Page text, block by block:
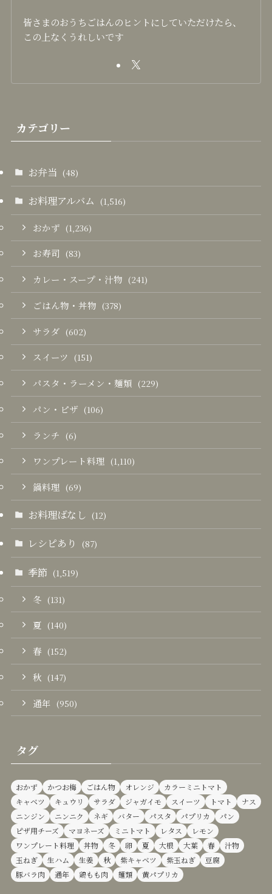
皆さまのおうちごはんのヒントにしていただけたら、
この上なくうれしいです
カテゴリー
お弁当 (48)
お料理アルバム (1,516)
おかず (1,236)
お寿司 (83)
カレー・スープ・汁物 (241)
ごはん物・丼物 (378)
サラダ (602)
スイーツ (151)
パスタ・ラーメン・麺類 (229)
パン・ピザ (106)
ランチ (6)
ワンプレート料理 (1,110)
鍋料理 (69)
お料理ばなし (12)
レシピあり (87)
季節 (1,519)
冬 (131)
夏 (140)
春 (152)
秋 (147)
通年 (950)
タグ
おかず かつお梅 ごはん物 オレンジ
カラーミニトマト
キャベツ
キュウリ サラダ ジャガイモ スイーツ トマト
ナス
ニンジン
ニンニク ネギ バター パスタ パプリカ
パン
ピザ用チーズ
マヨネーズ ミニトマト レタス
レモン
ワンプレート料理
丼物 冬 卵 夏 大根 大葉 春
汁物
玉ねぎ
生ハム 生姜 秋 紫キャベツ 紫玉ねぎ
豆腐
豚バラ肉
通年 鶏もも肉 麺類 黄パプリカ